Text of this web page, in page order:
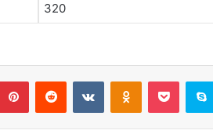
320
PinterestReddit VKontakteOdnoklassniki
Pocket